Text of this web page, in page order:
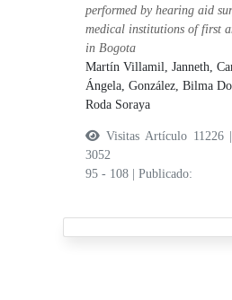
performed by hearing aid
medical institutions of first
in Bogota
Martín Villamil, Janneth,
Ángela,González, Bilma
Roda Soraya
Visitas Artículo
3052
95 - 108
|Publicado: